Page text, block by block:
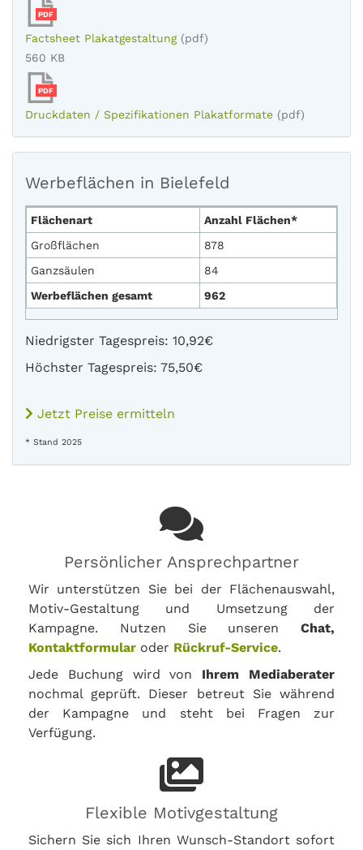
PDF
Factsheet Plakatgestaltung (pdf)
560 KB
PDF
Druckdaten / Spezifikationen Plakatformate (pdf)
Werbeflächen in Bielefeld
Flächenart
Anzahl Flächen*
Großflächen
878
Ganzsäulen
84
Werbeflächen gesamt
962
Niedrigster Tagespreis: 10,92€
Höchster Tagespreis: 75,50€
Jetzt Preise ermitteln
* Stand 2025
Persönlicher Ansprechpartner
Wir unterstützen Sie bei der Flächenauswahl,
Motiv-Gestaltung und Umsetzung der
Kampagne. Nutzen Sie unseren Chat,
Kontaktformular oder Rückruf-Service.
Jede Buchung wird von Ihrem Mediaberater
nochmal geprüft. Dieser betreut Sie während
der Kampagne und steht bei Fragen zur
Verfügung.
Flexible Motivgestaltung
Sichern Sie sich Ihren Wunsch-Standort sofort